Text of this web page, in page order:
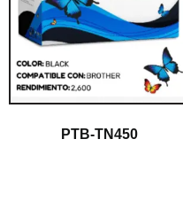
PTB-TN450